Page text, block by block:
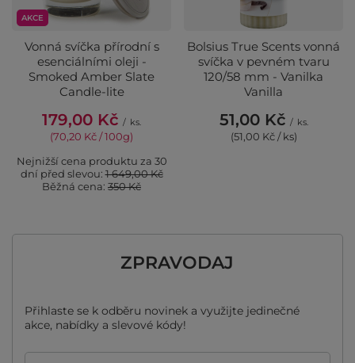
AKCE
Vonná svíčka přírodní s
esenciálními oleji -
Smoked Amber Slate
Candle-lite
179,00 Kč / ks.
(70,20 Kč / 100g)
Nejnižší cena produktu za 30
dní před slevou:1 649,00 Kč
Běžná cena: 350 Kč
Bolsius True Scents vonná
svíčka v pevném tvaru
120/58 mm - Vanilka
Vanilla
51,00 Kč / ks.
(51,00 Kč / ks)
ZPRAVODAJ
Přihlaste se k odběru novinek a využijte jedinečné
akce, nabídky a slevové kódy!